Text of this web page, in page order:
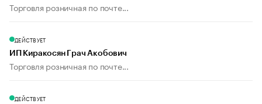
Торговля розничная по почте...
ДЕЙСТВУЕТ
ИП Киракосян Грач Акобович
Торговля розничная по почте...
ДЕЙСТВУЕТ